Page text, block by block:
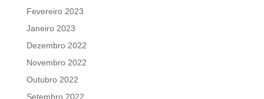
Fevereiro 2023
Janeiro 2023
Dezembro 2022
Novembro 2022
Outubro 2022
Setembro 2022